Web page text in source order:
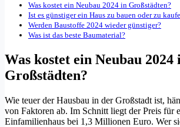
Was kostet ein Neubau 2024 in Großstädten?
Ist es günstiger ein Haus zu bauen oder zu
Werden Baustoffe 2024 wieder günstiger?
Was ist das beste Baumaterial?
Was kostet ein Neubau 2024
Großstädten?
Wie teuer der Hausbau in der Großstadt ist,
von Faktoren ab. Im Schnitt liegt der Preis für
Einfamilienhaus bei 1,3 Millionen Euro. Wer